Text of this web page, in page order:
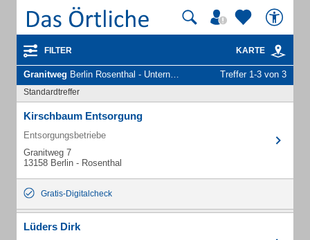
FILTER KARTE
Granitweg Berlin Rosenthal - Unternehmen und Personen Treffer 1-3 von 3
Standardtreffer
Kirschbaum Entsorgung
Entsorgungsbetriebe
Granitweg 7
13158 Berlin - Rosenthal
Gratis-Digitalcheck
Lüders Dirk